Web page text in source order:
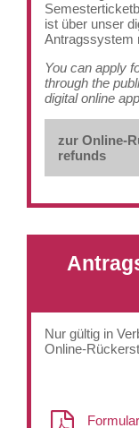
ist über unser
Antragssystem
You can apply
through the
digital online
zur Online-
refunds
Nur gültig in
Online-